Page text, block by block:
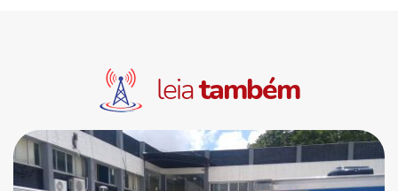
leiatambém